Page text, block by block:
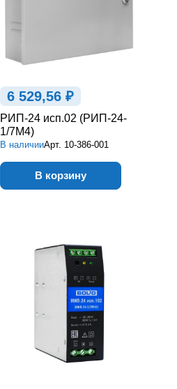
6 529,56 ₽
РИП-24 исп.02 (РИП-24-
1/7М4)
В наличииАрт. 10-386-001
В корзину